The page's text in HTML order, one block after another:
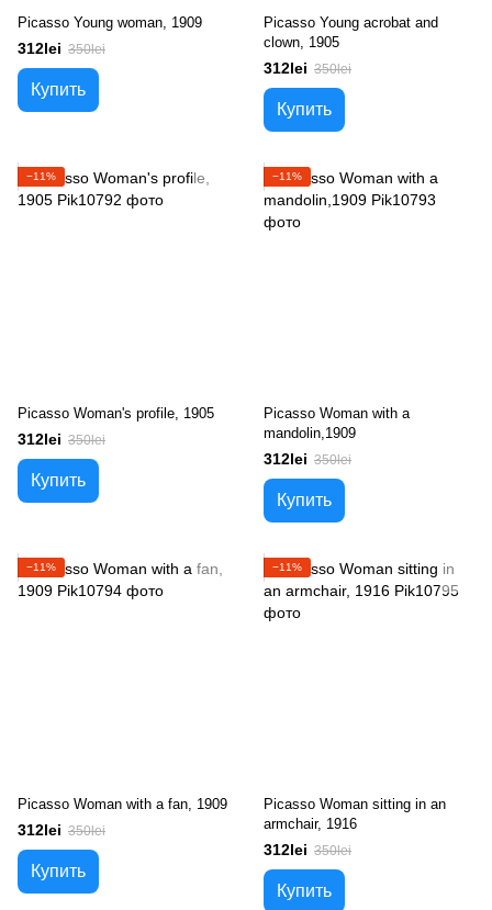
Picasso Young woman, 1909
312lei 350lei
Купить
Picasso Young acrobat and
clown, 1905
312lei 350lei
Купить
−11%
Picasso Woman's profile, 1905
312lei 350lei
Купить
−11%
Picasso Woman with a
mandolin,1909
312lei 350lei
Купить
−11%
Picasso Woman with a fan, 1909
312lei 350lei
Купить
−11%
Picasso Woman sitting in an
armchair, 1916
312lei 350lei
Купить